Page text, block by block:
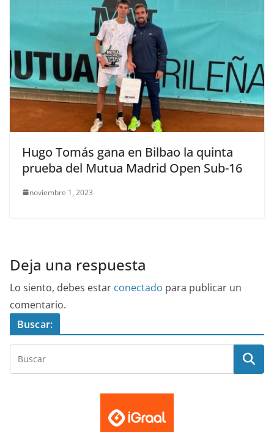
Hugo Tomás gana en Bilbao la quinta
prueba del Mutua Madrid Open Sub-16
noviembre 1, 2023
Deja una respuesta
Lo siento, debes estar conectado para publicar un
comentario.
Buscar: